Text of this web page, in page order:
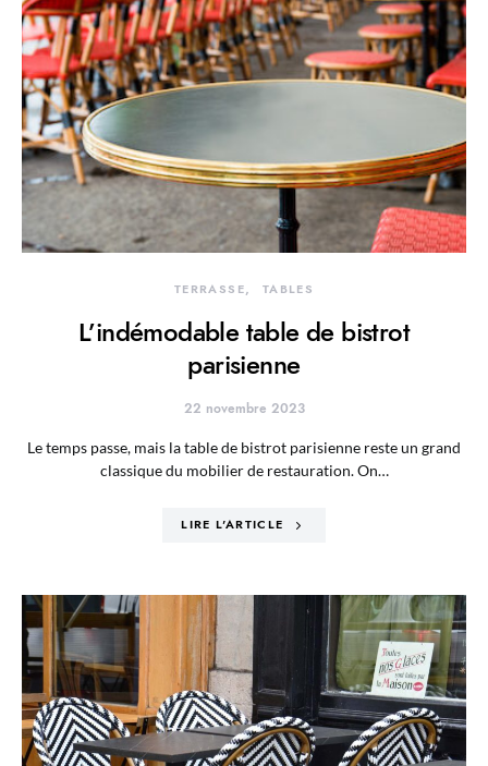
TERRASSE TABLES
L’indémodable table de bistrot
parisienne
22 novembre 2023
Le temps passe, mais la table de bistrot parisienne reste un grand
classique du mobilier de restauration. On…
LIRE L'ARTICLE